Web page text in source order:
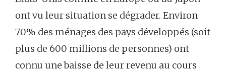
ont vu leur situation se dégrader. Environ
70% des ménages des pays développés (soit
plus de 600 millions de personnes) ont
connu une baisse de leur revenu au cours